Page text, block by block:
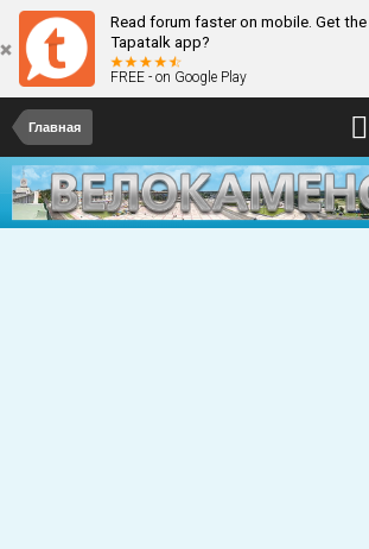
Read forum faster on mobile. Get the
Tapatalk app?
FREE - on Google Play
Главная